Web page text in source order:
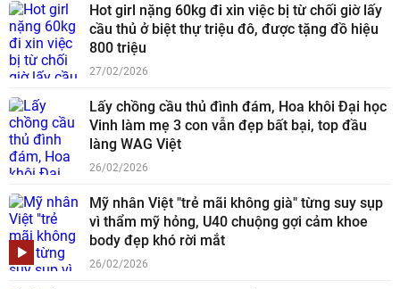
Hot girl nặng 60kg đi xin việc bị từ chối giờ lấy
cầu thủ ở biệt thự triệu đô, được tặng đồ hiệu
800 triệu
27/02/2026
Lấy chồng cầu thủ đình đám, Hoa khôi Đại học
Vinh làm mẹ 3 con vẫn đẹp bất bại, top đầu
làng WAG Việt
26/02/2026
Mỹ nhân Việt "trẻ mãi không già" từng suy sụp
vì thẩm mỹ hỏng, U40 chuộng gợi cảm khoe
body đẹp khó rời mắt
26/02/2026